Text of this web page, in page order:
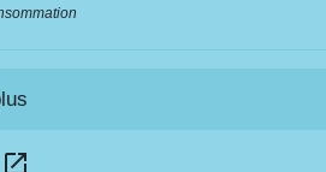
open_in_new